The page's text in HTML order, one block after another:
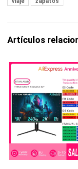
Artículos